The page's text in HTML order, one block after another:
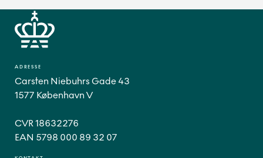
ADRESSE
Carsten Niebuhrs Gade 43
1577 København V
CVR 18632276
EAN 5798 000 89 32 07